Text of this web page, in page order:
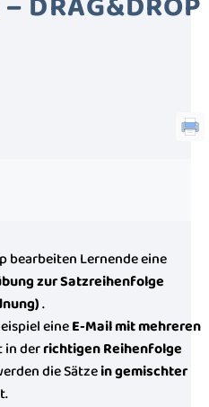
bearbeiten Lernende eine
zur Satzreihenfolge
.
eineE-Mail mit mehreren
in derrichtigen Reihenfolge
die Sätzein gemischter